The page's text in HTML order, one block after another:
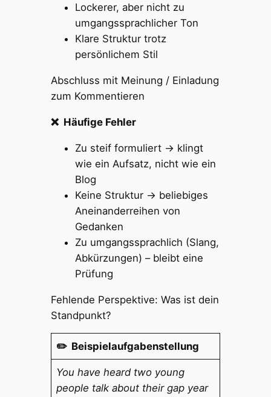
Lockerer, aber nicht zu
umgangssprachlicher Ton
Klare Struktur trotz
persönlichem Stil
Abschluss mit Meinung / Einladung
zum Kommentieren
❌ Häufige Fehler
Zu steif formuliert → klingt
wie ein Aufsatz, nicht wie ein
Blog
Keine Struktur → beliebiges
Aneinanderreihen von
Gedanken
Zu umgangssprachlich (Slang,
Abkürzungen) – bleibt eine
Prüfung
Fehlende Perspektive: Was ist dein
Standpunkt?
✏️ Beispielaufgabenstellung
You have heard two young
people talk about their gap year